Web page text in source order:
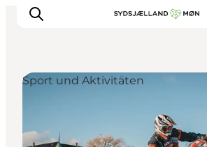
Städte und Orte
Sport und Aktivitäten